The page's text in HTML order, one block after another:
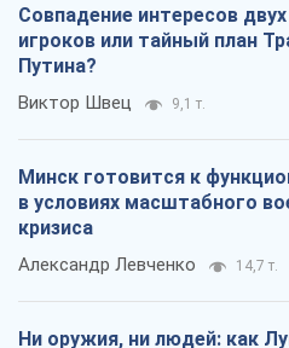
Совпадение интересов
игроков или тайный план
Путина?
Виктор Швец 9,1 т.
Минск готовится к
в условиях масштабного
кризиса
Александр Левченко 14,7 т.
Ни оружия, ни людей: как